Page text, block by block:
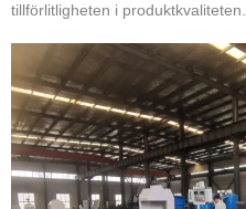
tillförlitligheten i produktkvaliteten.